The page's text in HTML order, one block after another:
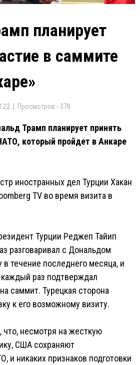
планирует
в саммите
| Просмотров - 378
Трамп планирует принять
который пройдет в Анкаре
иностранных дел Турции Хакан
TV во время визита в
Турции Реджеп Тайип
разговаривал с Дональдом
течение последнего месяца, и
раз подтверждал
саммит. Турецкая сторона
к его возможному визиту.
что, несмотря на жесткую
США сохраняют
и никаких признаков подготовки